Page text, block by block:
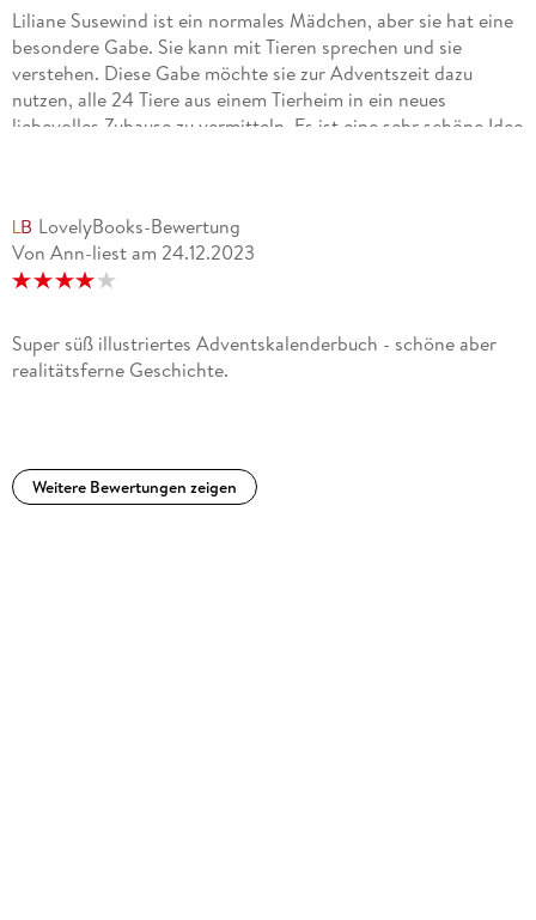
Liliane Susewind ist ein normales Mädchen, aber sie hat eine
besondere Gabe. Sie kann mit Tieren sprechen und sie
verstehen. Diese Gabe möchte sie zur Adventszeit dazu
nutzen, alle 24 Tiere aus einem Tierheim in ein neues
liebevolles Zuhause zu vermitteln. Es ist eine sehr schöne Idee
Freundschaft, Tierliebe und Hilfsbereitschaft zu
lesen. 12.11.2024
LovelyBooks-Bewertung
Von Ann-liest am 24.12.2023
Super süß illustriertes Adventskalenderbuch - schöne aber
realitätsferne Geschichte.
Weitere Bewertungen zeigen